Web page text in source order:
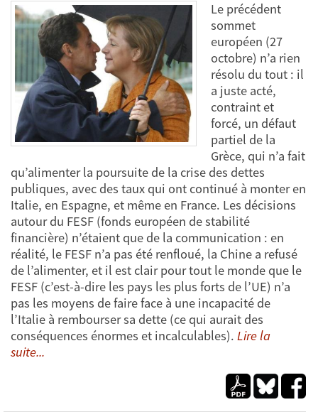
Le précédent
sommet
européen (27
octobre) n’a rien
résolu du tout : il
a juste acté,
contraint et
forcé, un défaut
partiel de la
Grèce, qui n’a fait
qu’alimenter la poursuite de la crise des dettes
publiques, avec des taux qui ont continué à monter en
Italie, en Espagne, et même en France. Les décisions
autour du FESF (fonds européen de stabilité
financière) n’étaient que de la communication : en
réalité, le FESF n’a pas été renfloué, la Chine a refusé
de l’alimenter, et il est clair pour tout le monde que le
FESF (c’est-à-dire les pays les plus forts de l’UE) n’a
pas les moyens de faire face à une incapacité de
l’Italie à rembourser sa dette (ce qui aurait des
conséquences énormes et incalculables). Lire la
suite...